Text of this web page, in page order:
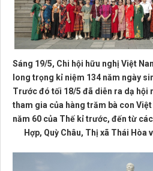
Sáng 19/5, Chi hội hữu nghị Việt
long trọng kỉ niệm 134 năm ngày
Trước đó tối 18/5 đã diễn ra dạ hội
tham gia của hàng trăm bà con
năm 60 của Thế kỉ trước, đến từ
Hợp, Quỳ Châu, Thị xã Thái Hòa